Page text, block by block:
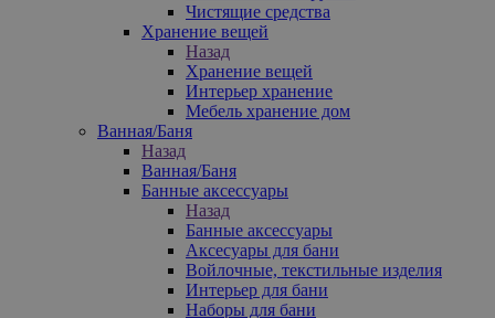
Чистящие средства
Хранение вещей
Назад
Хранение вещей
Интерьер хранение
Мебель хранение дом
Ванная/Баня
Назад
Ванная/Баня
Банные аксессуары
Назад
Банные аксессуары
Аксесуары для бани
Войлочные, текстильные изделия
Интерьер для бани
Наборы для бани